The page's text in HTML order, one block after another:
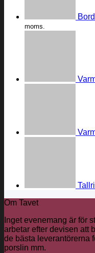
moms.
Om Tavet
Inget evenemang är för
arbetar efter devisen att
de bästa leverantörerna
porslin mm.